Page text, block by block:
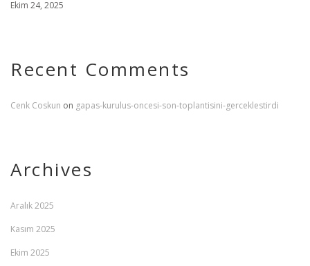
Ekim 24, 2025
Recent Comments
Cenk Coskun on gapas-kurulus-oncesi-son-toplantisini-gerceklestirdi
Archives
Aralık 2025
Kasım 2025
Ekim 2025